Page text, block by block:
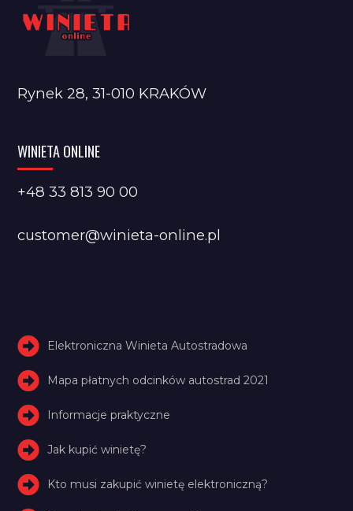
Rynek 28, 31-010 KRAKÓW
WINIETA ONLINE
+48 33 813 90 00
customer@winieta-online.pl
Elektroniczna Winieta Autostradowa
Mapa płatnych odcinków autostrad 2021
Informacje praktyczne
Jak kupić winietę?
Kto musi zakupić winietę elektroniczną?